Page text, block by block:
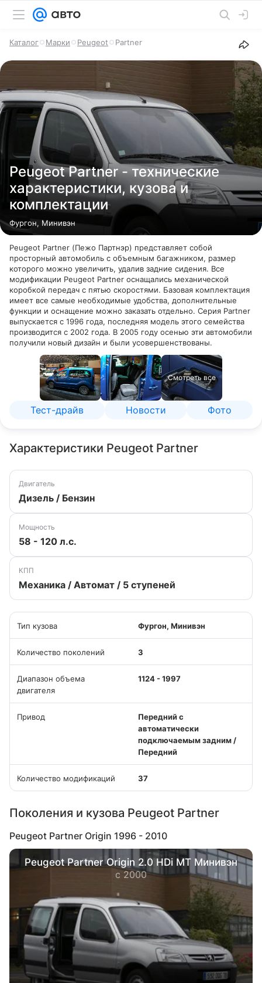
Каталог Марки Peugeot Partner
Peugeot Partner - технические
характеристики, кузова и
комплектации
Фургон, Минивэн
Peugeot Partner (Пежо Партнэр) представляет собой
просторный автомобиль с объемным багажником, размер
которого можно увеличить, удалив задние сидения. Все
модификации Peugeot Partner оснащались механической
коробкой передач с пятью скоростями. Базовая комплектация
имеет все самые необходимые удобства, дополнительные
функции и оснащение можно заказать отдельно. Серия Partner
выпускается с 1996 года, последняя модель этого семейства
производится с 2002 года. В 2005 году осенью эти автомобили
получили новый дизайн и были усовершенствованы.
Смотреть все
Тест-драйв Новости Фото
Характеристики Peugeot Partner
Двигатель
Дизель / Бензин
Мощность
58 - 120 л.с.
КПП
Механика / Автомат / 5 ступеней
Тип кузова Фургон, Минивэн
Количество поколений 3
Диапазон объема
двигателя
1124 - 1997
Привод
Передний с
автоматически
подключаемым задним /
Передний
Количество модификаций 37
Поколения и кузова Peugeot Partner
Peugeot Partner Origin 1996 - 2010
Peugeot Partner Origin 2.0 HDi MT Минивэн
с 2000